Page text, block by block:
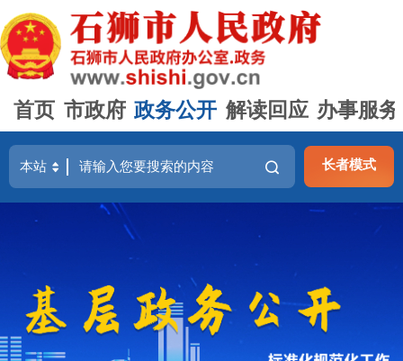
首页 市政府 政务公开 解读回应 办事服务
长者模式